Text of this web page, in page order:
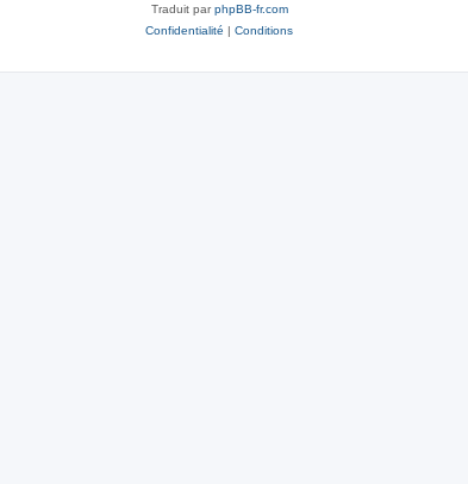
Traduit parphpBB-fr.com
Confidentialité | Conditions